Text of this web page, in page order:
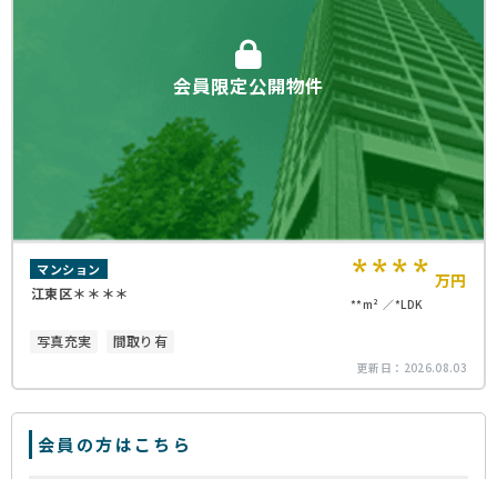
会員限定公開物件
マンション
江東区＊＊＊＊ **** 万円
**m² *LDK
写真充実 間取り有
更新日： 2026.08.03
会員の方はこちら